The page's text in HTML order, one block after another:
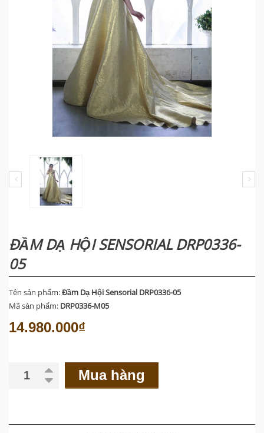
ĐẦM DẠ HỘI SENSORIAL DRP0336-
05
Tên sản phẩm:Đầm Dạ Hội Sensorial DRP0336-05
Mã sản phẩm: DRP0336-M05
14.980.000₫
Mua hàng